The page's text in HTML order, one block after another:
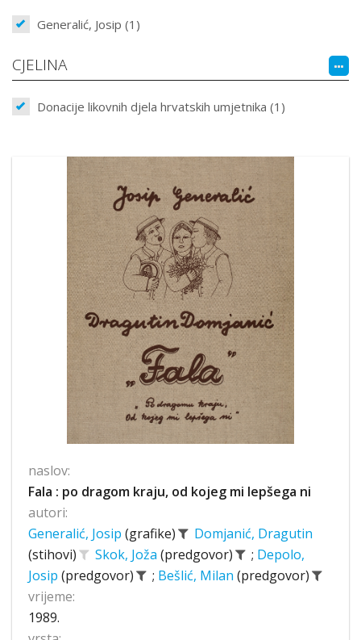
Generalić, Josip (1)
CJELINA
Donacije likovnih djela hrvatskih umjetnika (1)
naslov:
Fala : po dragom kraju, od kojeg mi lepšega ni
autori:
Generalić, Josip (grafike)
Domjanić, Dragutin
(stihovi)
Skok, Joža (predgovor) ; Depolo,
Josip (predgovor) ; Bešlić, Milan (predgovor)
vrijeme:
1989.